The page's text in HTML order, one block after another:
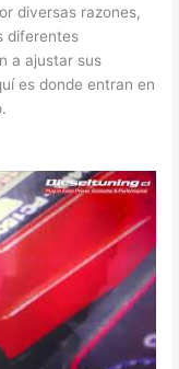
diversas razones,
diferentes
a ajustar sus
es donde entran en